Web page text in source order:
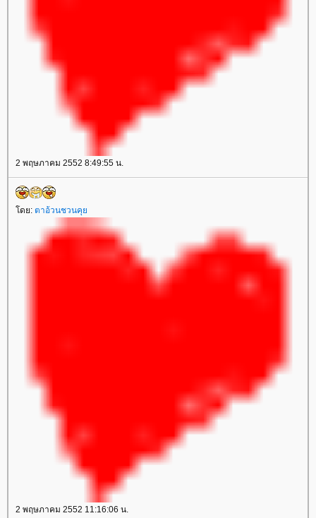
2 พฤษภาคม 2552 8:49:55 น.
ดย: ตาอ้วนชวนคุ
2 พฤษภาคม 2552 11:16:06 น.